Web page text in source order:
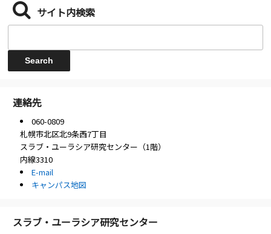
サイト内検索
連絡先
060-0809
札幌市北区北9条西7丁目
スラブ・ユーラシア研究センター（1階）
内線3310
E-mail
キャンパス地図
スラブ・ユーラシア研究センター